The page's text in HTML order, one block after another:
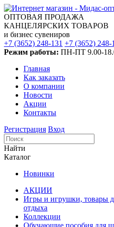
ОПТОВАЯ ПРОДАЖА
КАНЦЕЛЯРСКИХ ТОВАРОВ
и бизнес сувениров
+7 (3652) 248-131 +7 (3652) 248-
Режим работы: ПН-ПТ 9.00-
Главная
Как заказать
О компании
Новости
Акции
Контакты
Регистрация Вход
Найти
Каталог
Новинки
АКЦИИ
Игры и игрушки, товары
отдыха
Коллекции
Обучающие пособия для